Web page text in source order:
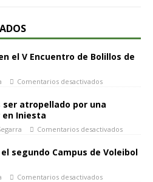
el V Encuentro de Bolillos de
Comentarios desactivados
atropellado por una
Iniesta
Comentarios desactivados
segundo Campus de Voleibol
Comentarios desactivados